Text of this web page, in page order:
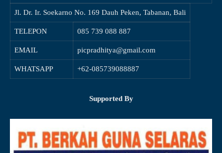
Jl. Dr. Ir. Soekarno No. 169 Dauh Peken, Tabanan, Bali
TELEPON 085 739 088 887
EMAIL picpradhitya@gmail.com
WHATSAPP +62-085739088887
Supported By